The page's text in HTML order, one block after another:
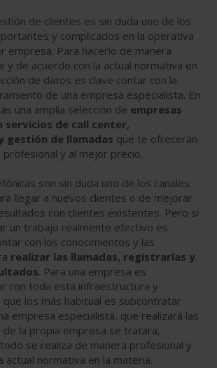
de clientes es sin duda uno de los
y complicados en la operativa
empresa. Para hacerlo de manera
y de acuerdo con la actual normativa en
de datos es clave contar con la
de una empresa especialista. En
una amplia selección de empresas
servicios de call center,
gestión de llamadas que te ofrecerán
profesional y al mejor precio.
son sin duda uno de los canales
llegar a nuevos clientes o de mejorar
con clientes existentes. Pero si
un trabajo realmente efectivo es
con los conocimientos y las
realizar las llamadas, registrarlas y
. Para una empresa es
con toda esta infraestructura y
los más habitual es subcontratar
empresa especialista, que realizará las
de la propia empresa se tratara,
se realiza de manera profesional y
actual normativa en la materia.